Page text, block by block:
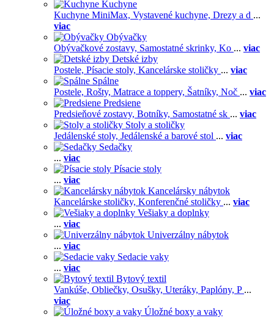
Kuchyne
Kuchyne MiniMax, Vystavené kuchyne, Drezy a d ...
viac
Obývačky
Obývačkové zostavy, Samostatné skrinky, Ko ... viac
Detské izby
Postele, Písacie stoly, Kancelárske stoličky ... viac
Spálne
Postele, Rošty, Matrace a toppery, Šatníky, Noč ... viac
Predsiene
Predsieňové zostavy, Botníky, Samostatné sk ... viac
Stoly a stoličky
Jedálenské stoly, Jedálenské a barové stol ... viac
Sedačky
... viac
Písacie stoly
... viac
Kancelársky nábytok
Kancelárske stoličky, Konferenčné stoličky ... viac
Vešiaky a doplnky
... viac
Univerzálny nábytok
... viac
Sedacie vaky
... viac
Bytový textil
Vankúše, Obliečky, Osušky, Uteráky, Paplóny, P ...
viac
Úložné boxy a vaky